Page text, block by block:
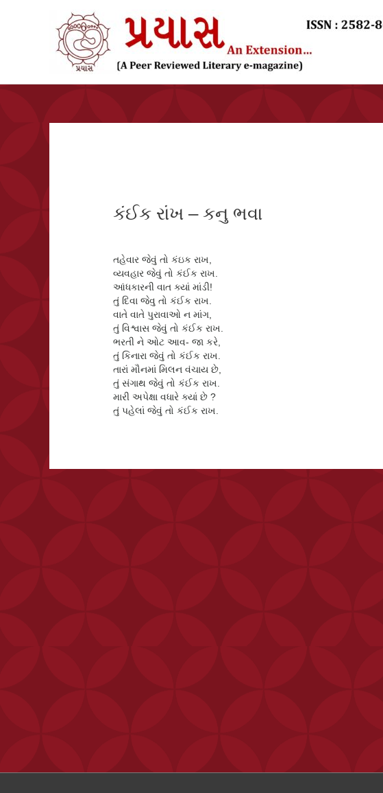
કંઈક રાંખ – કનુ ભવા
તહેવાર જેવું તો કંઇક રાખ,
વ્યવહાર જેવું તો કંઈક રાખ.
આંધકારની વાત ક્યાં માંડી!
તું દિવા જેવુ તો કંઈક રાખ.
વાતે વાતે પુરાવાઓ ન માંગ,
તું વિશ્વાસ જેવું તો કંઈક રાખ.
ભરતી ને ઓટ આવ- જા કરે,
તું કિનારા જેવું તો કંઈક રાખ.
તારાં મૌનમાં મિલન વંચાય છે,
તું સંગાથ જેવું તો કંઈક રાખ.
મારી અપેક્ષા વધારે ક્યાં છે ?
તું પહેલાં જેવું તો કંઈક રાખ.